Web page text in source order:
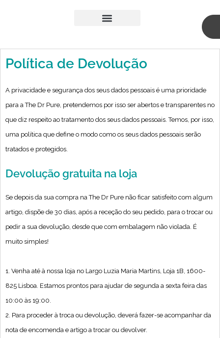
Política de Devolução
A privacidade e segurança dos seus dados pessoais é uma prioridade
para a The Dr Pure, pretendemos por isso ser abertos e transparentes no
que diz respeito ao tratamento dos seus dados pessoais. Temos, por isso,
uma política que define o modo como os seus dados pessoais serão
tratados e protegidos.
Devolução gratuita na loja
Se depois da sua compra na The Dr Pure não ficar satisfeito com algum
artigo, dispõe de 30 dias, após a receção do seu pedido, para o trocar ou
pedir a sua devolução, desde que com embalagem não violada. É
muito simples!
1. Venha até à nossa loja no Largo Luzia Maria Martins, Loja 1B, 1600-
825 Lisboa. Estamos prontos para ajudar de segunda a sexta feira das
10:00 às 19:00.
2. Para proceder à troca ou devolução, deverá fazer-se acompanhar da
nota de encomenda e artigo a trocar ou devolver.